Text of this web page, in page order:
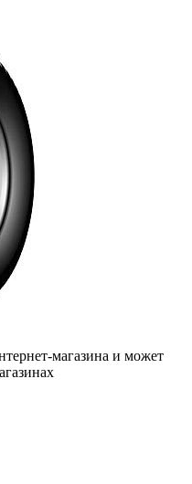
магазина и может